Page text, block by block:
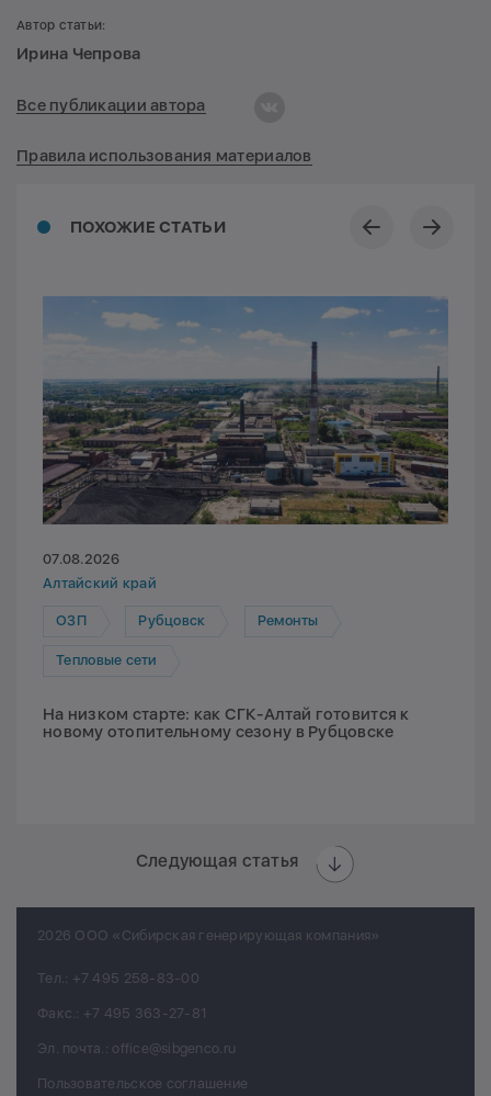
ПОХОЖИЕ СТАТЬИ
07.08.2026
Алтайский край
ОЗП Рубцовск Ремонты
Тепловые сети
На низком старте: как СГК-Алтай готовится к
новому отопительному сезону в Рубцовске
Следующая статья
Автор статьи:
Ирина Чепрова
Все публикации автора
Правила использования материалов
2026 ООО «Сибирская генерирующая компания»
Тел.: +7 495 258-83-00
Факс.: +7 495 363-27-81
Эл. почта.: office@sibgenco.ru
Пользовательское соглашение